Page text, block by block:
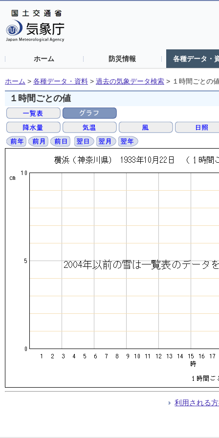
ホーム 防災情報 各種データ・
ホーム > 各種データ・資料 > 過去の気象データ検索 > １時間ごとの
１時間ごとの値
利用される